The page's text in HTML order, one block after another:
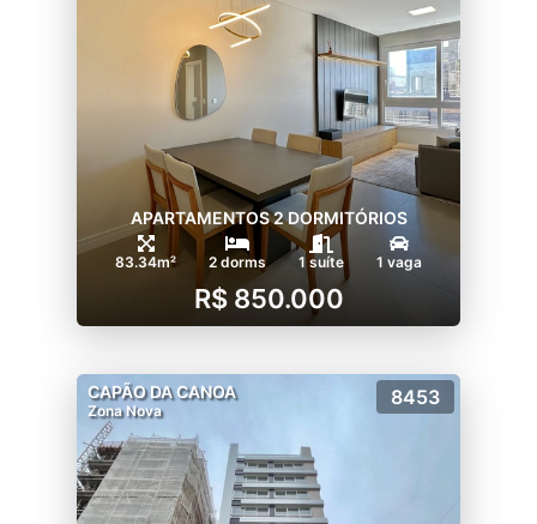
APARTAMENTOS 2 DORMITÓRIOS
83.34m² 2 dorms 1 suíte 1 vaga
R$ 850.000
CAPÃO DA CANOA
Zona Nova
8453